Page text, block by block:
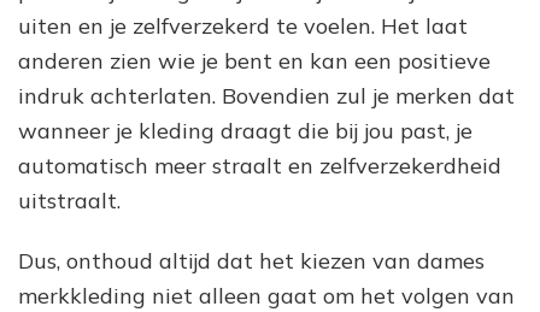
uiten en je zelfverzekerd te voelen. Het laat
anderen zien wie je bent en kan een positieve
indruk achterlaten. Bovendien zul je merken dat
wanneer je kleding draagt die bij jou past, je
automatisch meer straalt en zelfverzekerdheid
uitstraalt.
Dus, onthoud altijd dat het kiezen van dames
merkkleding niet alleen gaat om het volgen van